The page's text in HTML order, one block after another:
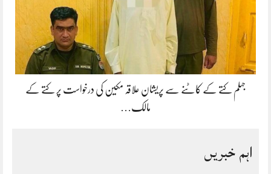
جہلم کتے کے کاٹنے سے پریشان علاقہ مکین کی درخواست پر کتے کے
مالک…
اہم خبریں